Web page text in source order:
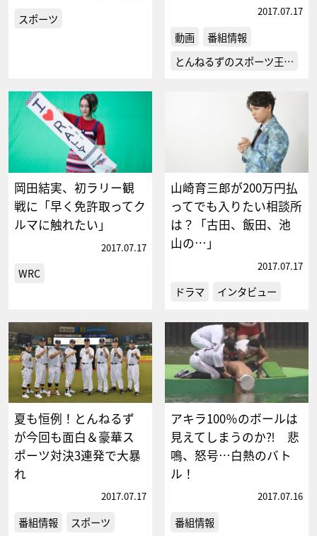
スポーツ
2017.07.17
動画
番組情報
とんねるずのスポーツ王…
岡田結実、初ラリー観
戦に「早く免許取ってク
ルマに触れたい」
2017.07.17
WRC
山崎育三郎が200万円払
ってでも入りたい相談所
は？「古田、飯田、池
山の…」
2017.07.17
ドラマ インタビュー
夏も恒例！とんねるず
が今回も面白＆豪華ス
ポーツ対決3連発で大暴
れ
2017.07.17
番組情報
スポーツ
アキラ100％のボールは
見えてしまうのか⁈ 悲
鳴、怒号…白熱のバト
ル！
2017.07.16
番組情報